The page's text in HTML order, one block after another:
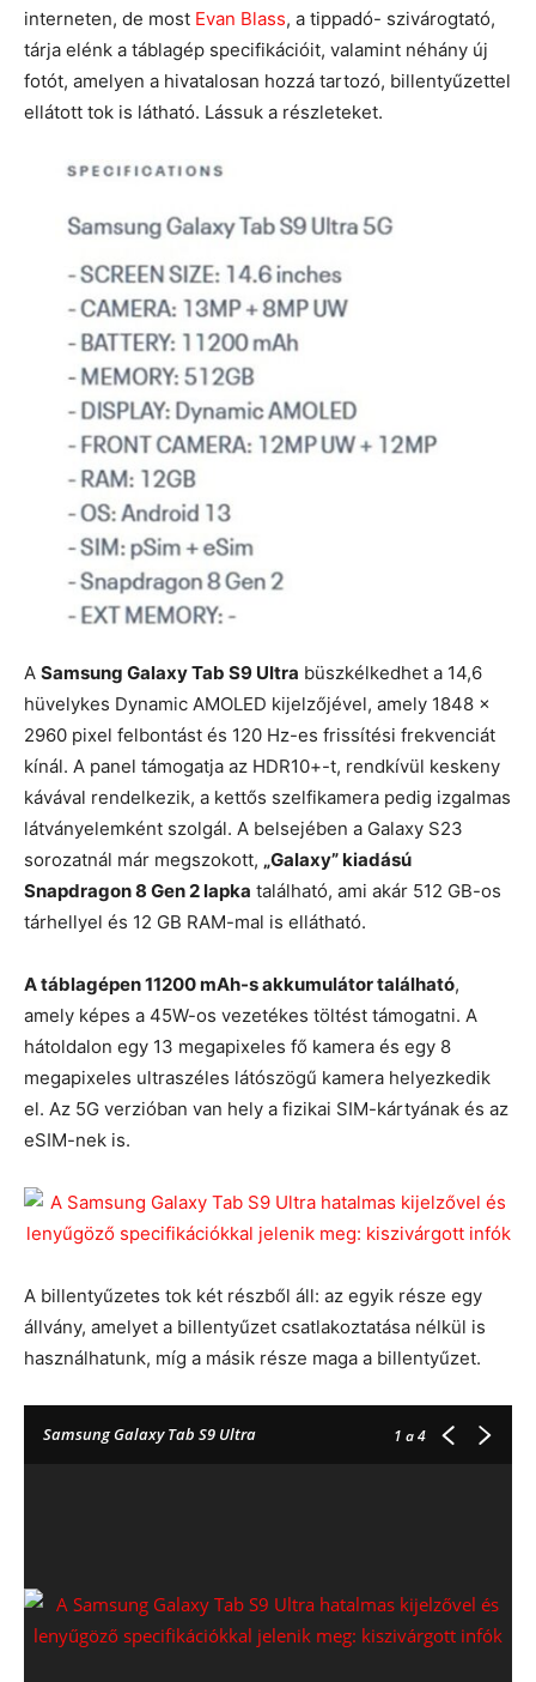
interneten, de most Evan Blass, a tippadó- szivárogtató,
tárja elénk a táblagép specifikációit, valamint néhány új
fotót, amelyen a hivatalosan hozzá tartozó, billentyűzettel
ellátott tok is látható. Lássuk a részleteket.
A Samsung Galaxy Tab S9 Ultra büszkélkedhet a 14,6
hüvelykes Dynamic AMOLED kijelzőjével, amely 1848 x
2960 pixel felbontást és 120 Hz-es frissítési frekvenciát
kínál. A panel támogatja az HDR10+-t, rendkívül keskeny
kávával rendelkezik, a kettős szelfikamera pedig izgalmas
látványelemként szolgál. A belsejében a Galaxy S23
sorozatnál már megszokott, „Galaxy” kiadású
Snapdragon 8 Gen 2 lapka található, ami akár 512 GB-os
tárhellyel és 12 GB RAM-mal is ellátható.
A táblagépen 11200 mAh-s akkumulátor található,
amely képes a 45W-os vezetékes töltést támogatni. A
hátoldalon egy 13 megapixeles fő kamera és egy 8
megapixeles ultraszéles látószögű kamera helyezkedik
el. Az 5G verzióban van hely a fizikai SIM-kártyának és az
eSIM-nek is.
A billentyűzetes tok két részből áll: az egyik része egy
állvány, amelyet a billentyűzet csatlakoztatása nélkül is
használhatunk, míg a másik része maga a billentyűzet.
Samsung Galaxy Tab S9 Ultra 1 a 4